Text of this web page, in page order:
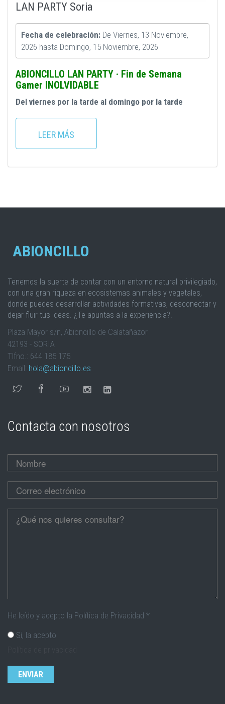
LAN PARTY Soria
Fecha de celebración: De Viernes, 13 Noviembre,
2026 hasta Domingo, 15 Noviembre, 2026
ABIONCILLO LAN PARTY · Fin de Semana
Gamer INOLVIDABLE
Del viernes por la tarde al domingo por la tarde
LEER MÁS
ABIONCILLO
Tenemos la suerte de contar con un entorno natural privilegiado,
con una gran riqueza en ecosistemas animales y vegetales,
donde puedes desarrollar actividades formativas, desconectar y
dejar fluir tus ideas. ¿Te apuntas a la experiencia?.
Plaza Mayor s/n, Abioncillo de Calatañazor
42193 - SORIA
Tlfno.: 644 185 175
Email: hola@abioncillo.es
Contacta con nosotros
Nombre*
Correo electrónico*
Cúentanos
He leído y acepto la Política de Privacidad *
Si, la acepto
CAPTCHA